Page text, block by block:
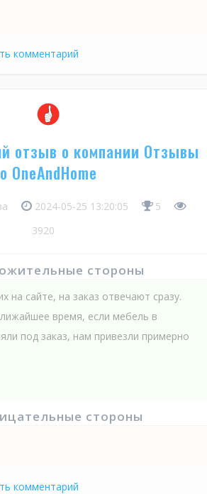
комментарий
отзыв о компании Отзывы
о OneAndHome
2024-05-25 13:20:05
5
3920
стороны
на сайте, на заказ отвечают сразу.
время, если мебель в
под заказ, нам привезли примерно
стороны
комментарий